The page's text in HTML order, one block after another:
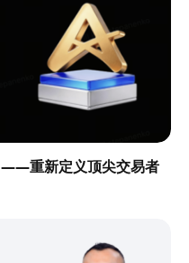
重新定义顶尖交易者